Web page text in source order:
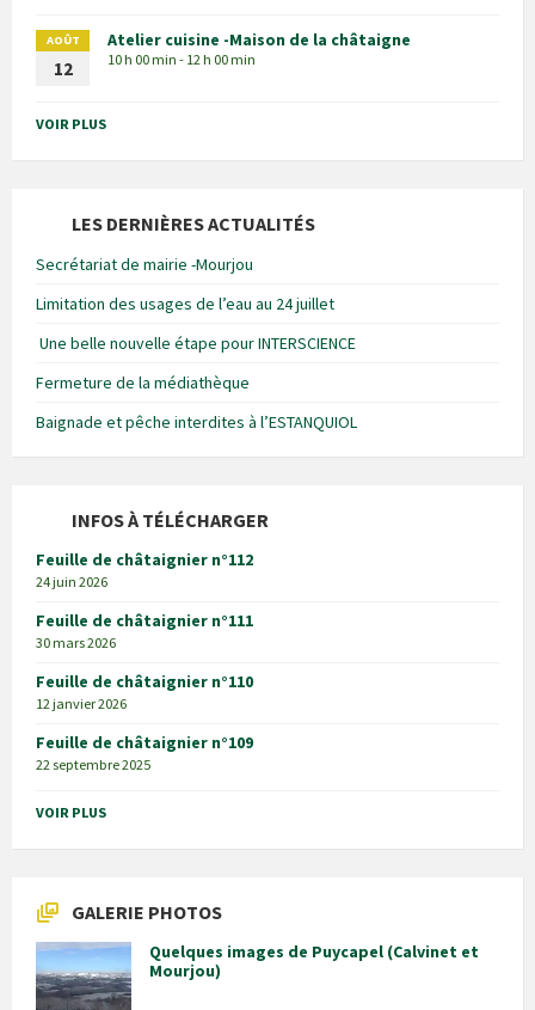
AOÛT
12
Atelier cuisine -Maison de la châtaigne
10 h 00 min - 12 h 00 min
VOIR PLUS
LES DERNIÈRES ACTUALITÉS
Secrétariat de mairie -Mourjou
Limitation des usages de l’eau au 24 juillet
Une belle nouvelle étape pour INTERSCIENCE
Fermeture de la médiathèque
Baignade et pêche interdites à l’ESTANQUIOL
INFOS À TÉLÉCHARGER
Feuille de châtaignier n°112
24 juin 2026
Feuille de châtaignier n°111
30 mars 2026
Feuille de châtaignier n°110
12 janvier 2026
Feuille de châtaignier n°109
22 septembre 2025
VOIR PLUS
GALERIE PHOTOS
Quelques images de Puycapel (Calvinet et
Mourjou)